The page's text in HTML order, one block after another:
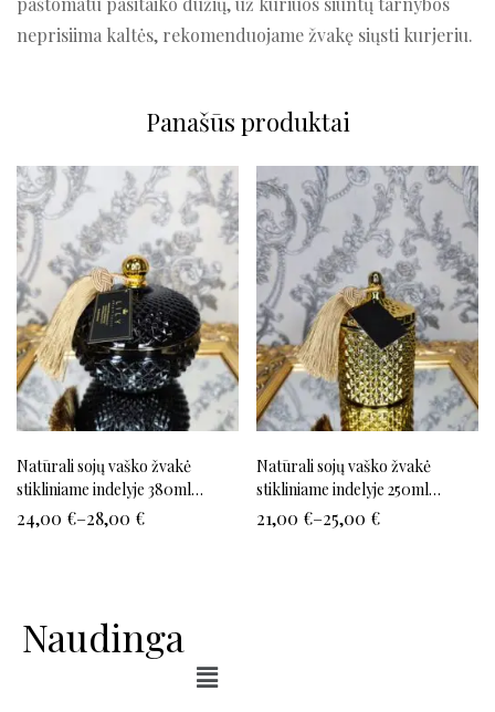
neprisiima kaltės, rekomenduojame žvakę siųsti kurjeriu.
Panašūs produktai
Natūrali sojų vaško žvakė
stikliniame indelyje 380ml
(juoda)
24,00 €–28,00 €
Natūrali sojų vaško žvakė
stikliniame indelyje 250ml
(auksinė)
21,00 €–25,00 €
Naudinga